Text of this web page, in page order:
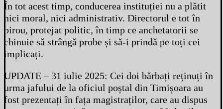
În tot acest timp, conducerea instituției nu a plătit
nici moral, nici administrativ. Directorul e tot în
birou, protejat politic, în timp ce anchetatorii se
chinuie să strângă probe și să-i prindă pe toți cei
implicați.
UPDATE – 31 iulie 2025: Cei doi bărbați reținuți în
urma jafului de la oficiul poștal din Timișoara au
fost prezentați în fața magistraților, care au dispus